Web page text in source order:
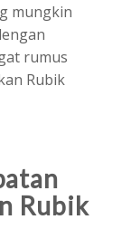
mungkin
rumus
Rubik
Rubik